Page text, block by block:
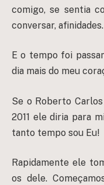
comigo, se sentia
conversar, afinidades.
E o tempo foi
dia mais do meu
Se o Roberto
2011 ele diria para
tanto tempo sou Eu!
Rapidamente ele
os dele.